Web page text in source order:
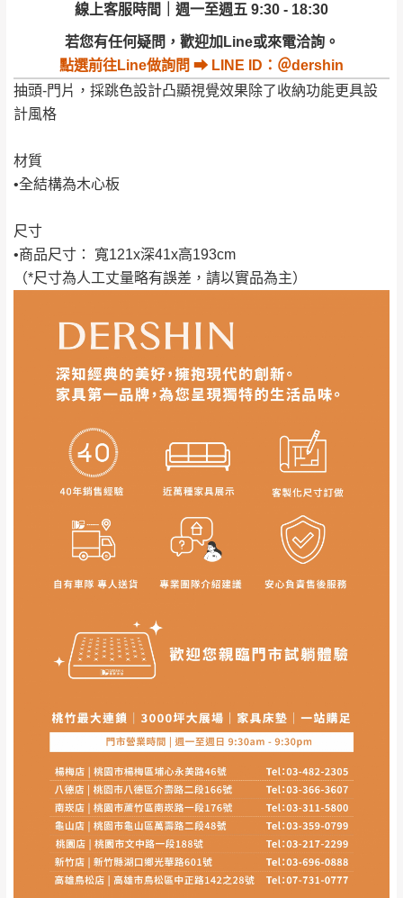
線上客服時間｜週一至週五 9:30 - 18:30
若您有任何疑問，歡迎加Line或來電洽詢。
點選前往Line做詢問 ⮕ LINE ID：＠dershin
抽頭-門片，採跳色設計凸顯視覺效果除了收納功能更具設
計風格
材質
•全結構為木心板
尺寸
•商品尺寸： 寬121x深41x高193cm
（*尺寸為人工丈量略有誤差，請以實品為主）
遇百貨周年慶期間，恕暫停百貨公司相關運送 》
無回收家具服務，若需回收家俱可聯絡當地請清潔隊
回收,免付費清運專線：0800-085-717
有商品一年保固之服務。
訂單成立時請儘速於三日內完成付款，交易恕不
殺價，商品均已最低價格售出，且在特定時日會給
予折扣，請密切注意。
▪️三
潔隊回收,免付費清運專線：0800-085-717。